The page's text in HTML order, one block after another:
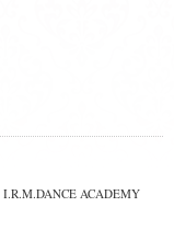
ACADEMY